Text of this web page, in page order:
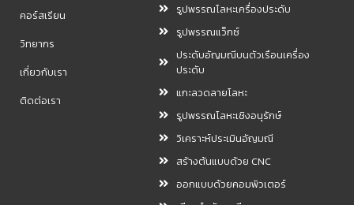
คอร์สเรียน
วิทยากร
เกี่ยวกับเรา
ติดต่อเรา
รูปพรรณโลหะเครื่องประดับ
รูปพรรณแว็กซ์
ประดับอัญมณีบนตัวเรือนเครื่อง
ประดับ
แกะลวดลายโลหะ
รูปพรรณโลหะเชิงอนุรักษ์
วิเคราะห์ประเมินอัญมณี
สร้างต้นแบบด้วย CNC
ออกแบบด้วยคอมพิวเตอร์